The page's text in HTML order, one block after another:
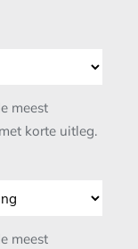
meest
korte uitleg.
meest